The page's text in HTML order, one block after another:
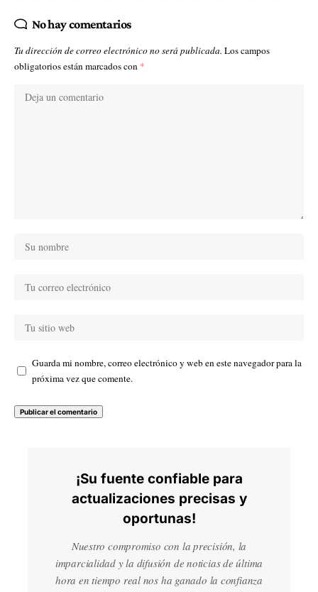
No hay comentarios
Tu dirección de correo electrónico no será publicada. Los campos
obligatorios están marcados con *
Guarda mi nombre, correo electrónico y web en este navegador para la
próxima vez que comente.
¡Su fuente confiable para
actualizaciones precisas y
oportunas!
Nuestro compromiso con la precisión, la
imparcialidad y la difusión de noticias de última
hora en tiempo real nos ha ganado la confianza